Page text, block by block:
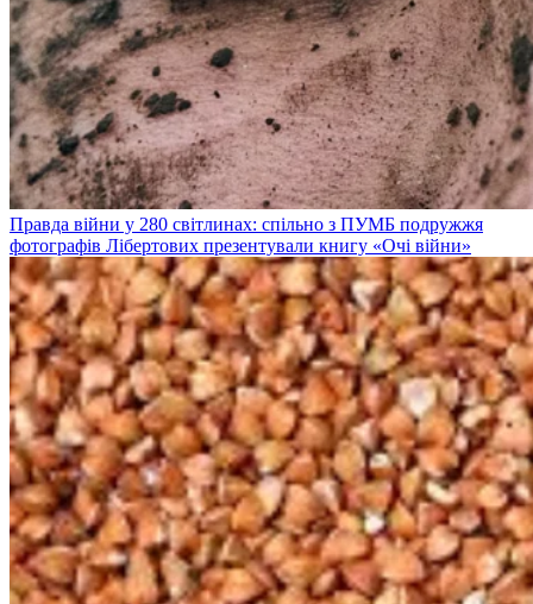
Правда війни у 280 світлинах: спільно з ПУМБ подружжя
фотографів Лібертових презентували книгу «Очі війни»